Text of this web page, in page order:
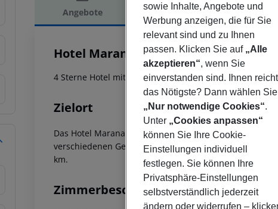
Angebote Hotelbeschreibung
Hotelbeschreibung
Hotel Marana
4
4 Sterne Hotel mit Strandnähe!
Zielort
Das Hotel Marana befindet sich im Golfo di Marinella
verschiedenen Geschäften, Restaurants und Bars ist
km.
Zimmerbeschreibung
sowie Inhalte, Angebote und
Werbung anzeigen, die für Sie
relevant sind und zu Ihnen
passen. Klicken Sie auf „Alle
akzeptieren“, wenn Sie
einverstanden sind. Ihnen reicht
das Nötigste? Dann wählen Sie
„Nur notwendige Cookies“.
Unter „Cookies anpassen“
können Sie Ihre Cookie-
Einstellungen individuell
festlegen. Sie können Ihre
Privatsphäre-Einstellungen
selbstverständlich jederzeit
ändern oder widerrufen –